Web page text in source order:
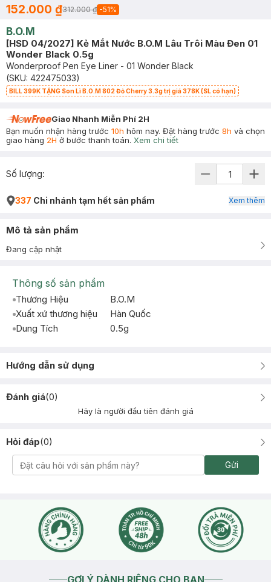
152.000 ₫312.000 ₫ -51%
B.O.M
[HSD 04/2027] Kẻ Mắt Nước B.O.M Lâu Trôi Màu Đen 01
Wonder Black 0.5g
Wonderproof Pen Eye Liner - 01 Wonder Black
(SKU: 422475033)
BILL 399K TẶNG Son Lì B.O.M 802 Đỏ Cherry 3.3g trị giá 378K (SL có hạn)
Giao Nhanh Miễn Phí 2H
Bạn muốn nhận hàng trước 10h hôm nay. Đặt hàng trước 8h và chọn
giao hàng 2H ở bước thanh toán. Xem chi tiết
Số lượng:
337 Chi nhánh tạm hết sản phẩm Xem thêm
Mô tả sản phẩm
Đang cập nhật
Thông số sản phẩm
Thương Hiệu
B.O.M
Xuất xứ thương hiệu
Hàn Quốc
Dung Tích
0.5g
Hướng dẫn sử dụng
Đánh giá(0)
Hãy là người đầu tiên đánh giá
Hỏi đáp(0)
Gửi
GỢI Ý DÀNH RIÊNG CHO BẠN